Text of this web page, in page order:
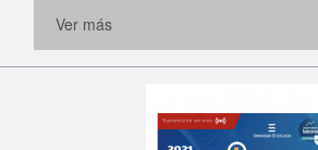
Ver más